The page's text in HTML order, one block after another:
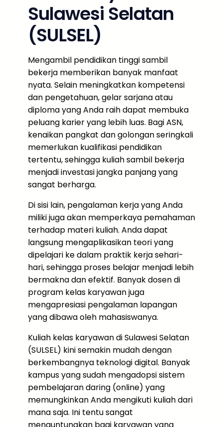
Sulawesi Selatan
(SULSEL)
Mengambil pendidikan tinggi sambil
bekerja memberikan banyak manfaat
nyata. Selain meningkatkan kompetensi
dan pengetahuan, gelar sarjana atau
diploma yang Anda raih dapat membuka
peluang karier yang lebih luas. Bagi ASN,
kenaikan pangkat dan golongan seringkali
memerlukan kualifikasi pendidikan
tertentu, sehingga kuliah sambil bekerja
menjadi investasi jangka panjang yang
sangat berharga.
Di sisi lain, pengalaman kerja yang Anda
miliki juga akan memperkaya pemahaman
terhadap materi kuliah. Anda dapat
langsung mengaplikasikan teori yang
dipelajari ke dalam praktik kerja sehari-
hari, sehingga proses belajar menjadi lebih
bermakna dan efektif. Banyak dosen di
program kelas karyawan juga
mengapresiasi pengalaman lapangan
yang dibawa oleh mahasiswanya.
Kuliah kelas karyawan di Sulawesi Selatan
(SULSEL) kini semakin mudah dengan
berkembangnya teknologi digital. Banyak
kampus yang sudah mengadopsi sistem
pembelajaran daring (online) yang
memungkinkan Anda mengikuti kuliah dari
mana saja. Ini tentu sangat